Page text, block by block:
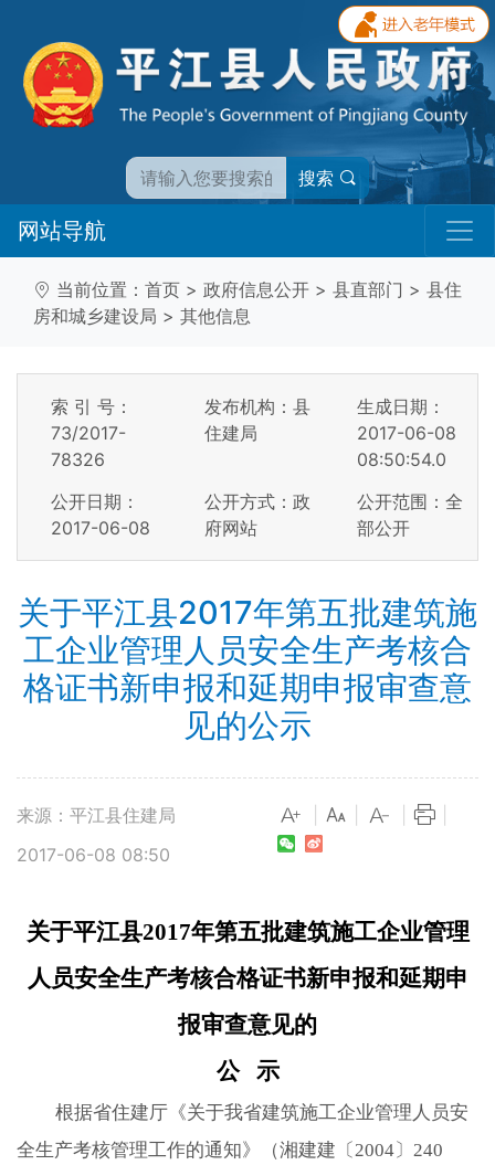
搜索
网站导航
当前位置： 首页 > 政府信息公开 > 县直部门 > 县住
房和城乡建设局 > 其他信息
索 引 号：
73/2017-
78326
发布机构：县
住建局
生成日期：
2017-06-08
08:50:54.0
公开日期：
2017-06-08
公开方式：政
府网站
公开范围：全
部公开
关于平江县2017年第五批建筑施
工企业管理人员安全生产考核合
格证书新申报和延期申报审查意
见的公示
来源：平江县住建局
2017-06-08 08:50
关于平江县2017年第五批建筑施工企业管理
人员安全生产考核合格证书新申报和延期申
报审查意见的
公 示
根据省住建厅《关于我省建筑施工企业管理人员安
全生产考核管理工作的通知》（湘建建〔2004〕 240